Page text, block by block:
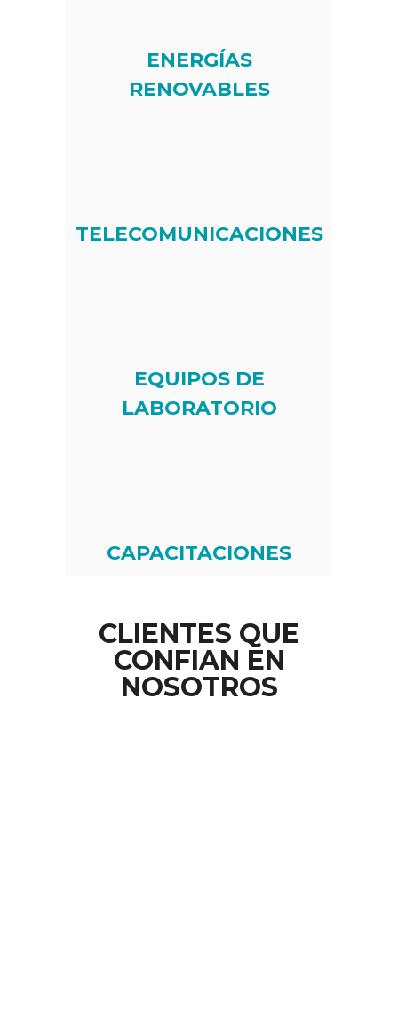
ENERGÍAS
RENOVABLES
TELECOMUNICACIONES
EQUIPOS DE
LABORATORIO
CAPACITACIONES
CLIENTES QUE
CONFIAN EN
NOSOTROS